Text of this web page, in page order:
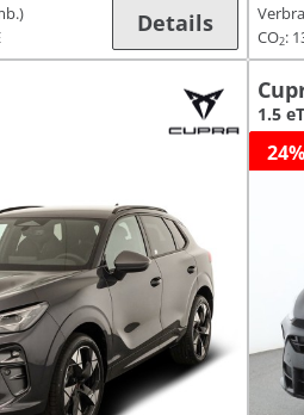
Details
CO2:
1.5